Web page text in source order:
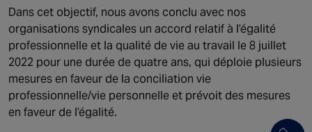
Dans cet objectif, nous avons conclu avec nos
organisations syndicales un accord relatif à l’égalité
professionnelle et la qualité de vie au travail le 8 juillet
2022 pour une durée de quatre ans, qui déploie plusieurs
mesures en faveur de la conciliation vie
professionnelle/vie personnelle et prévoit des mesures
en faveur de l’égalité.